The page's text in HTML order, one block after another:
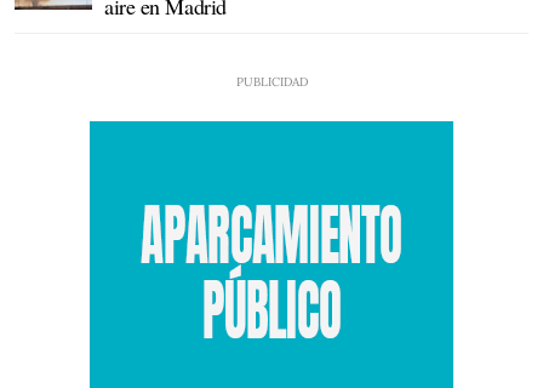
aire en Madrid